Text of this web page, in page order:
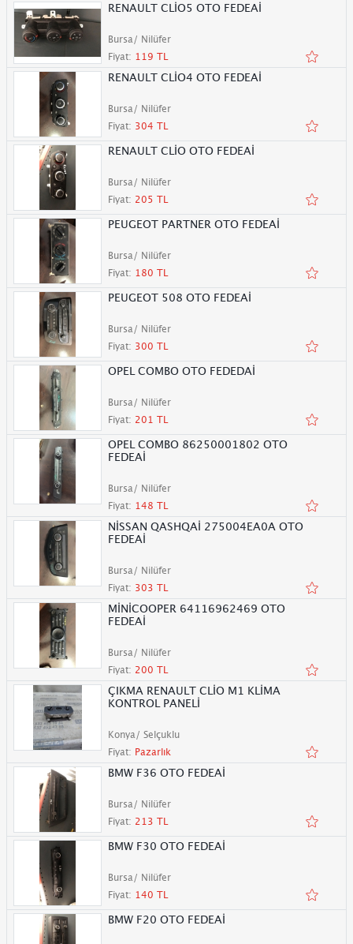
RENAULT CLİO5 OTO FEDEAİ
Bursa/ Nilüfer
Fiyat: 119 TL
RENAULT CLİO4 OTO FEDEAİ
Bursa/ Nilüfer
Fiyat: 304 TL
RENAULT CLİO OTO FEDEAİ
Bursa/ Nilüfer
Fiyat: 205 TL
PEUGEOT PARTNER OTO FEDEAİ
Bursa/ Nilüfer
Fiyat: 180 TL
PEUGEOT 508 OTO FEDEAİ
Bursa/ Nilüfer
Fiyat: 300 TL
OPEL COMBO OTO FEDEDAİ
Bursa/ Nilüfer
Fiyat: 201 TL
OPEL COMBO 86250001802 OTO
FEDEAİ
Bursa/ Nilüfer
Fiyat: 148 TL
NİSSAN QASHQAİ 275004EA0A OTO
FEDEAİ
Bursa/ Nilüfer
Fiyat: 303 TL
MİNİCOOPER 64116962469 OTO
FEDEAİ
Bursa/ Nilüfer
Fiyat: 200 TL
ÇIKMA RENAULT CLİO M1 KLİMA
KONTROL PANELİ
Konya/ Selçuklu
Fiyat: Pazarlık
BMW F36 OTO FEDEAİ
Bursa/ Nilüfer
Fiyat: 213 TL
BMW F30 OTO FEDEAİ
Bursa/ Nilüfer
Fiyat: 140 TL
BMW F20 OTO FEDEAİ